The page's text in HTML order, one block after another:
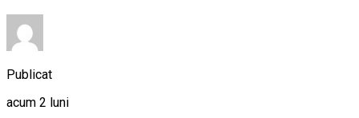
Publicat
acum 2 luni